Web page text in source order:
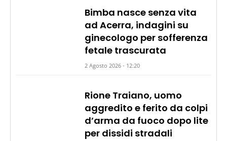
Bimba nasce senza vita
ad Acerra, indagini su
ginecologo per sofferenza
fetale trascurata
2 Agosto 2026 - 12:20
Rione Traiano, uomo
aggredito e ferito da colpi
d’arma da fuoco dopo lite
per dissidi stradali